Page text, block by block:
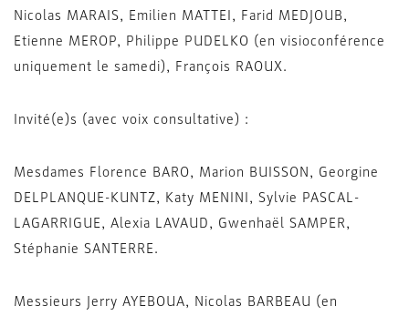
Nicolas MARAIS, Emilien MATTEI, Farid MEDJOUB,
Etienne MEROP, Philippe PUDELKO (en visioconférence
uniquement le samedi), François RAOUX.
Invité(e)s (avec voix consultative) :
Mesdames Florence BARO, Marion BUISSON, Georgine
DELPLANQUE-KUNTZ, Katy MENINI, Sylvie PASCAL-
LAGARRIGUE, Alexia LAVAUD, Gwenhaël SAMPER,
Stéphanie SANTERRE.
Messieurs Jerry AYEBOUA, Nicolas BARBEAU (en